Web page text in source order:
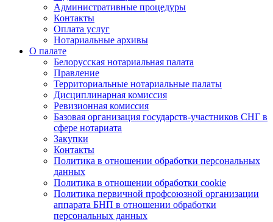
Административные процедуры
Контакты
Оплата услуг
Нотариальные архивы
О палате
Белорусская нотариальная палата
Правление
Территориальные нотариальные палаты
Дисциплинарная комиссия
Ревизионная комиссия
Базовая организация государств-участников СНГ в
сфере нотариата
Закупки
Контакты
Политика в отношении обработки персональных
данных
Политика в отношении обработки cookie
Политика первичной профсоюзной организации
аппарата БНП в отношении обработки
персональных данных